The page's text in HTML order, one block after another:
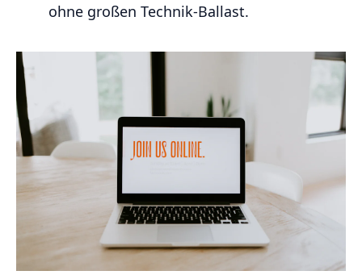
ohne großen Technik‑Ballast.